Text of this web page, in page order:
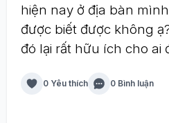
hiện nay ở địa bàn
được biết được không
đó lại rất hữu ích cho ai
0 Yêu thích 0 Bình luận